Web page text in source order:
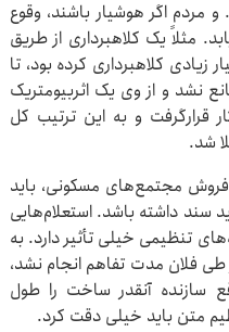
مردم اگر هوشیار باشند، وقوع
مثلاً یک کلاهبرداری از طریق
زیادی کلاهبرداری کرده بود، تا
نشد و از وی یک اثربیومتریک
قرارگرفت و به این ترتیب کل
شد.
مجتمع‌های مسکونی، باید
سند داشته باشد. استعلام‌هایی
تنظیمی خیلی تأثیر دارد. به
طی فلان مدت تفاهم انجام نشد،
سازنده آنقدر ساخت را طول
متن باید خیلی دقت کرد.